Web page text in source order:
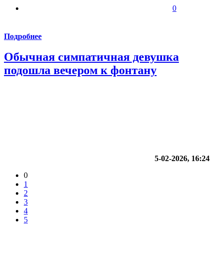
0
Подробнее
Обычная симпатичная девушка
подошла вечером к фонтану
5-02-2026, 16:24
0
1
2
3
4
5